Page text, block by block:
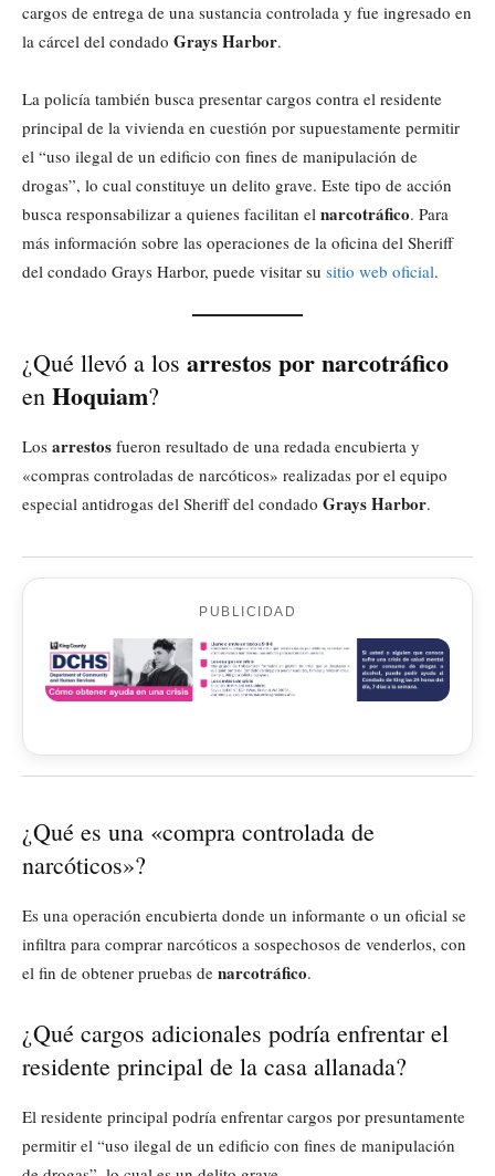
cargos de entrega de una sustancia controlada y fue ingresado en
la cárcel del condado Grays Harbor.
La policía también busca presentar cargos contra el residente
principal de la vivienda en cuestión por supuestamente permitir
el “uso ilegal de un edificio con fines de manipulación de
drogas”, lo cual constituye un delito grave. Este tipo de acción
busca responsabilizar a quienes facilitan el narcotráfico. Para
más información sobre las operaciones de la oficina del Sheriff
del condado Grays Harbor, puede visitar su sitio web oficial.
¿Qué llevó a los arrestos por narcotráfico
en Hoquiam?
Los arrestos fueron resultado de una redada encubierta y
«compras controladas de narcóticos» realizadas por el equipo
especial antidrogas del Sheriff del condado Grays Harbor.
PUBLICIDAD
¿Qué es una «compra controlada de
narcóticos»?
Es una operación encubierta donde un informante o un oficial se
infiltra para comprar narcóticos a sospechosos de venderlos, con
el fin de obtener pruebas de narcotráfico.
¿Qué cargos adicionales podría enfrentar el
residente principal de la casa allanada?
El residente principal podría enfrentar cargos por presuntamente
permitir el “uso ilegal de un edificio con fines de manipulación